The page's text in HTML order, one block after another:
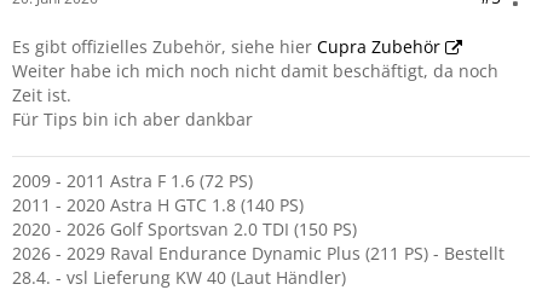
Es gibt offizielles Zubehör, siehe hier Cupra Zubehör
Weiter habe ich mich noch nicht damit beschäftigt, da noch
Zeit ist.
Für Tips bin ich aber dankbar
2009 - 2011 Astra F 1.6 (72 PS)
2011 - 2020 Astra H GTC 1.8 (140 PS)
2020 - 2026 Golf Sportsvan 2.0 TDI (150 PS)
2026 - 2029 Raval Endurance Dynamic Plus (211 PS) - Bestellt
28.4. - vsl Lieferung KW 40 (Laut Händler)